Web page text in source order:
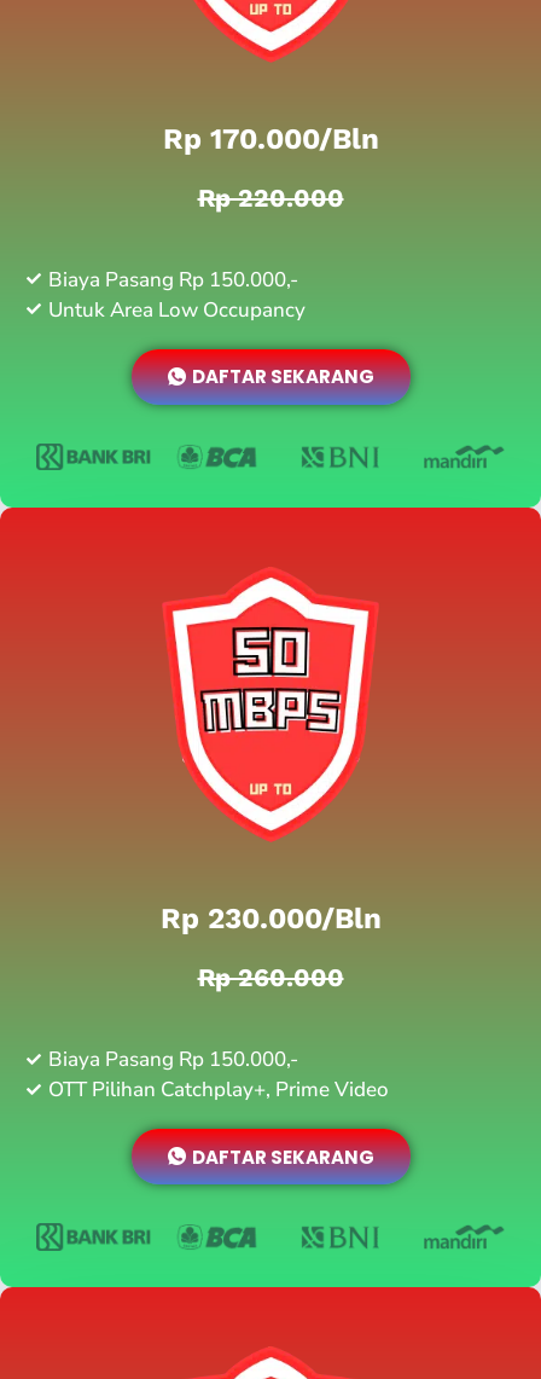
Rp 170.000/bln
Rp 220.000
Biaya Pasang Rp 150.000,-
Untuk Area Low Occupancy
DAFTAR SEKARANG
Rp 230.000/bln
Rp 260.000
Biaya Pasang Rp 150.000,-
OTT Pilihan Catchplay+, Prime Video
DAFTAR SEKARANG